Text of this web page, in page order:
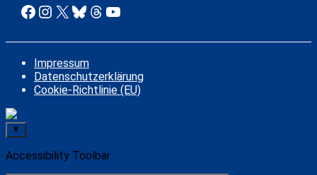
Facebook
Instagram
X Bluesky
Threads
YouTube
Impressum
Datenschutzerklärung
Cookie-Richtlinie (EU)
Accessibility Toolbar